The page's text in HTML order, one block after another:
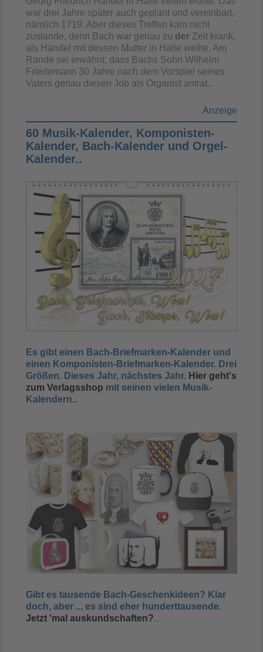
war drei Jahre später auch geplant und vereinbart,
nämlich 1719. Aber dieses Treffen kam nicht
zustande, denn Bach war genau zu der Zeit krank,
als Händel mit dessen Mutter in Halle weilte. Am
Rande sei erwähnt, dass Bachs Sohn Wilhelm
Friedemann 30 Jahre nach dem Vorspiel seines
Vaters genau diesen Job als Organist antrat..
Anzeige
60 Musik-Kalender, Komponisten-
Kalender, Bach-Kalender und Orgel-
Kalender..
Es gibt einen Bach-Briefmarken-Kalender und
einen Komponisten-Briefmarken-Kalender. Drei
Größen. Dieses Jahr, nächstes Jahr. Hier geht's
zum Verlagsshop mit seinen vielen Musik-
Kalendern..
Gibt es tausende Bach-Geschenkideen? Klar
doch, aber ... es sind eher hunderttausende.
Jetzt 'mal auskundschaften?..